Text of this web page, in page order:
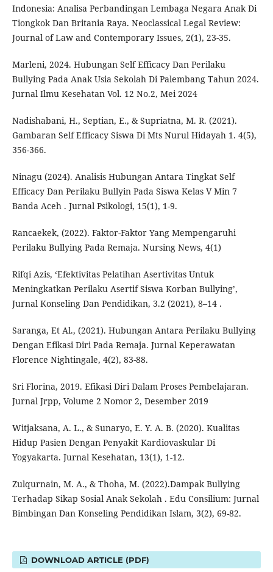
Indonesia: Analisa Perbandingan Lembaga Negara Anak Di
Tiongkok Dan Britania Raya. Neoclassical Legal Review:
Journal of Law and Contemporary Issues, 2(1), 23-35.
Marleni, 2024. Hubungan Self Efficacy Dan Perilaku
Bullying Pada Anak Usia Sekolah Di Palembang Tahun 2024.
Jurnal Ilmu Kesehatan Vol. 12 No.2, Mei 2024
Nadishabani, H., Septian, E., & Supriatna, M. R. (2021).
Gambaran Self Efficacy Siswa Di Mts Nurul Hidayah 1. 4(5),
356-366.
Ninagu (2024). Analisis Hubungan Antara Tingkat Self
Efficacy Dan Perilaku Bullyin Pada Siswa Kelas V Min 7
Banda Aceh . Jurnal Psikologi, 15(1), 1-9.
Rancaekek, (2022). Faktor-Faktor Yang Mempengaruhi
Perilaku Bullying Pada Remaja. Nursing News, 4(1)
Rifqi Azis, ‘Efektivitas Pelatihan Asertivitas Untuk
Meningkatkan Perilaku Asertif Siswa Korban Bullying’,
Jurnal Konseling Dan Pendidikan, 3.2 (2021), 8–14 .
Saranga, Et Al., (2021). Hubungan Antara Perilaku Bullying
Dengan Efikasi Diri Pada Remaja. Jurnal Keperawatan
Florence Nightingale, 4(2), 83-88.
Sri Florina, 2019. Efikasi Diri Dalam Proses Pembelajaran.
Jurnal Jrpp, Volume 2 Nomor 2, Desember 2019
Witjaksana, A. L., & Sunaryo, E. Y. A. B. (2020). Kualitas
Hidup Pasien Dengan Penyakit Kardiovaskular Di
Yogyakarta. Jurnal Kesehatan, 13(1), 1-12.
Zulqurnain, M. A., & Thoha, M. (2022).Dampak Bullying
Terhadap Sikap Sosial Anak Sekolah . Edu Consilium: Jurnal
Bimbingan Dan Konseling Pendidikan Islam, 3(2), 69-82.
DOWNLOAD ARTICLE (PDF)